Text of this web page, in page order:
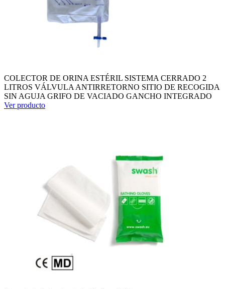
COLECTOR DE ORINA ESTÉRIL SISTEMA CERRADO 2
LITROS VÁLVULA ANTIRRETORNO SITIO DE RECOGIDA
SIN AGUJA GRIFO DE VACIADO GANCHO INTEGRADO
Ver producto